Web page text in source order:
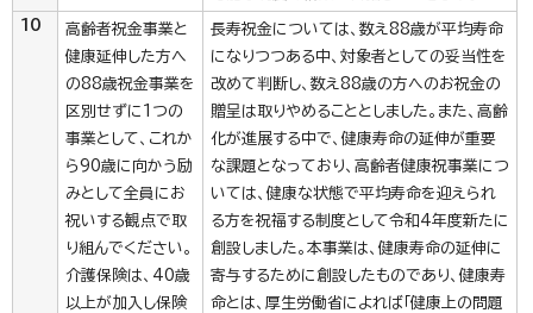
10
高齢者祝金事業と
健康延伸した方へ
の88歳祝金事業を
区別せずに1つの
事業として、これか
ら90歳に向かう励
みとして全員にお
祝いする観点で取
り組んでください。
介護保険は、40歳
以上が加入し保険
長寿祝金については、数え88歳が平均寿命
になりつつある中、対象者としての妥当性を
改めて判断し、数え88歳の方へのお祝金の
贈呈は取りやめることとしました。また、高齢
化が進展する中で、健康寿命の延伸が重要
な課題となっており、高齢者健康祝事業につ
いては、健康な状態で平均寿命を迎えられ
る方を祝福する制度として令和4年度新たに
創設しました。本事業は、健康寿命の延伸に
寄与するために創設したものであり、健康寿
命とは、厚生労働省によれば「健康上の問題